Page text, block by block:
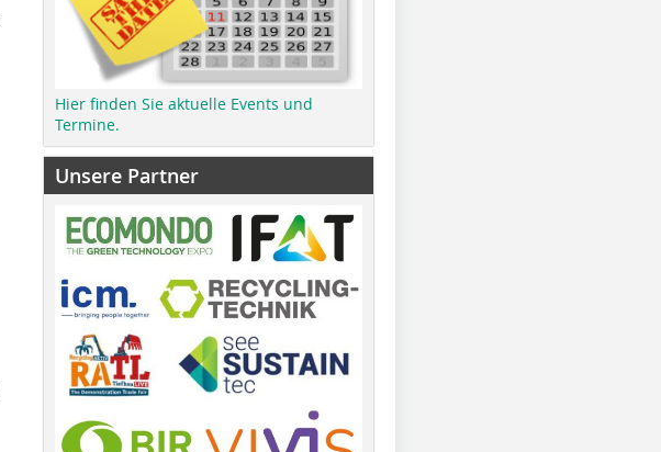
Hier finden Sie aktuelle Events und
Termine.
Unsere Partner